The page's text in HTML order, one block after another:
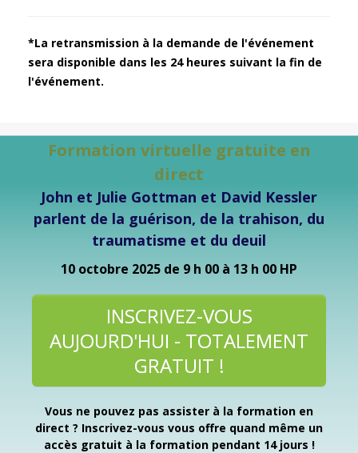
*La retransmission à la demande de l'événement
sera disponible dans les 24 heures suivant la fin de
l'événement.
Formation virtuelle gratuite en
direct
John et Julie Gottman et David Kessler
parlent de la guérison, de la trahison, du
traumatisme et du deuil
10 octobre 2025 de 9 h 00 à 13 h 00 HP
INSCRIVEZ-VOUS
AUJOURD'HUI - TOTALEMENT
GRATUIT !
Vous ne pouvez pas assister à la formation en
direct ? Inscrivez-vous vous offre quand même un
accès gratuit à la formation pendant 14 jours !